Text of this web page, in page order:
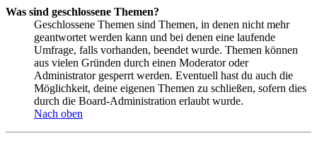
Was sind geschlossene Themen?
Geschlossene Themen sind Themen, in denen nicht mehr
geantwortet werden kann und bei denen eine laufende
Umfrage, falls vorhanden, beendet wurde. Themen können
aus vielen Gründen durch einen Moderator oder
Administrator gesperrt werden. Eventuell hast du auch die
Möglichkeit, deine eigenen Themen zu schließen, sofern dies
durch die Board-Administration erlaubt wurde.
Nach oben